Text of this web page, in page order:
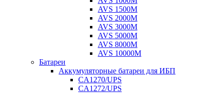
AVS 1500M
AVS 2000M
AVS 3000M
AVS 5000M
AVS 8000M
AVS 10000M
Батареи
Аккумуляторные батареи для ИБП
CA1270/UPS
CA1272/UPS